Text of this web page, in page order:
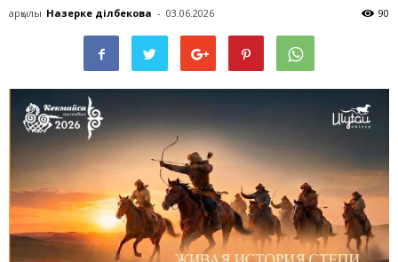
арқылы Назерке Әділбекова - 03.06.2026 90